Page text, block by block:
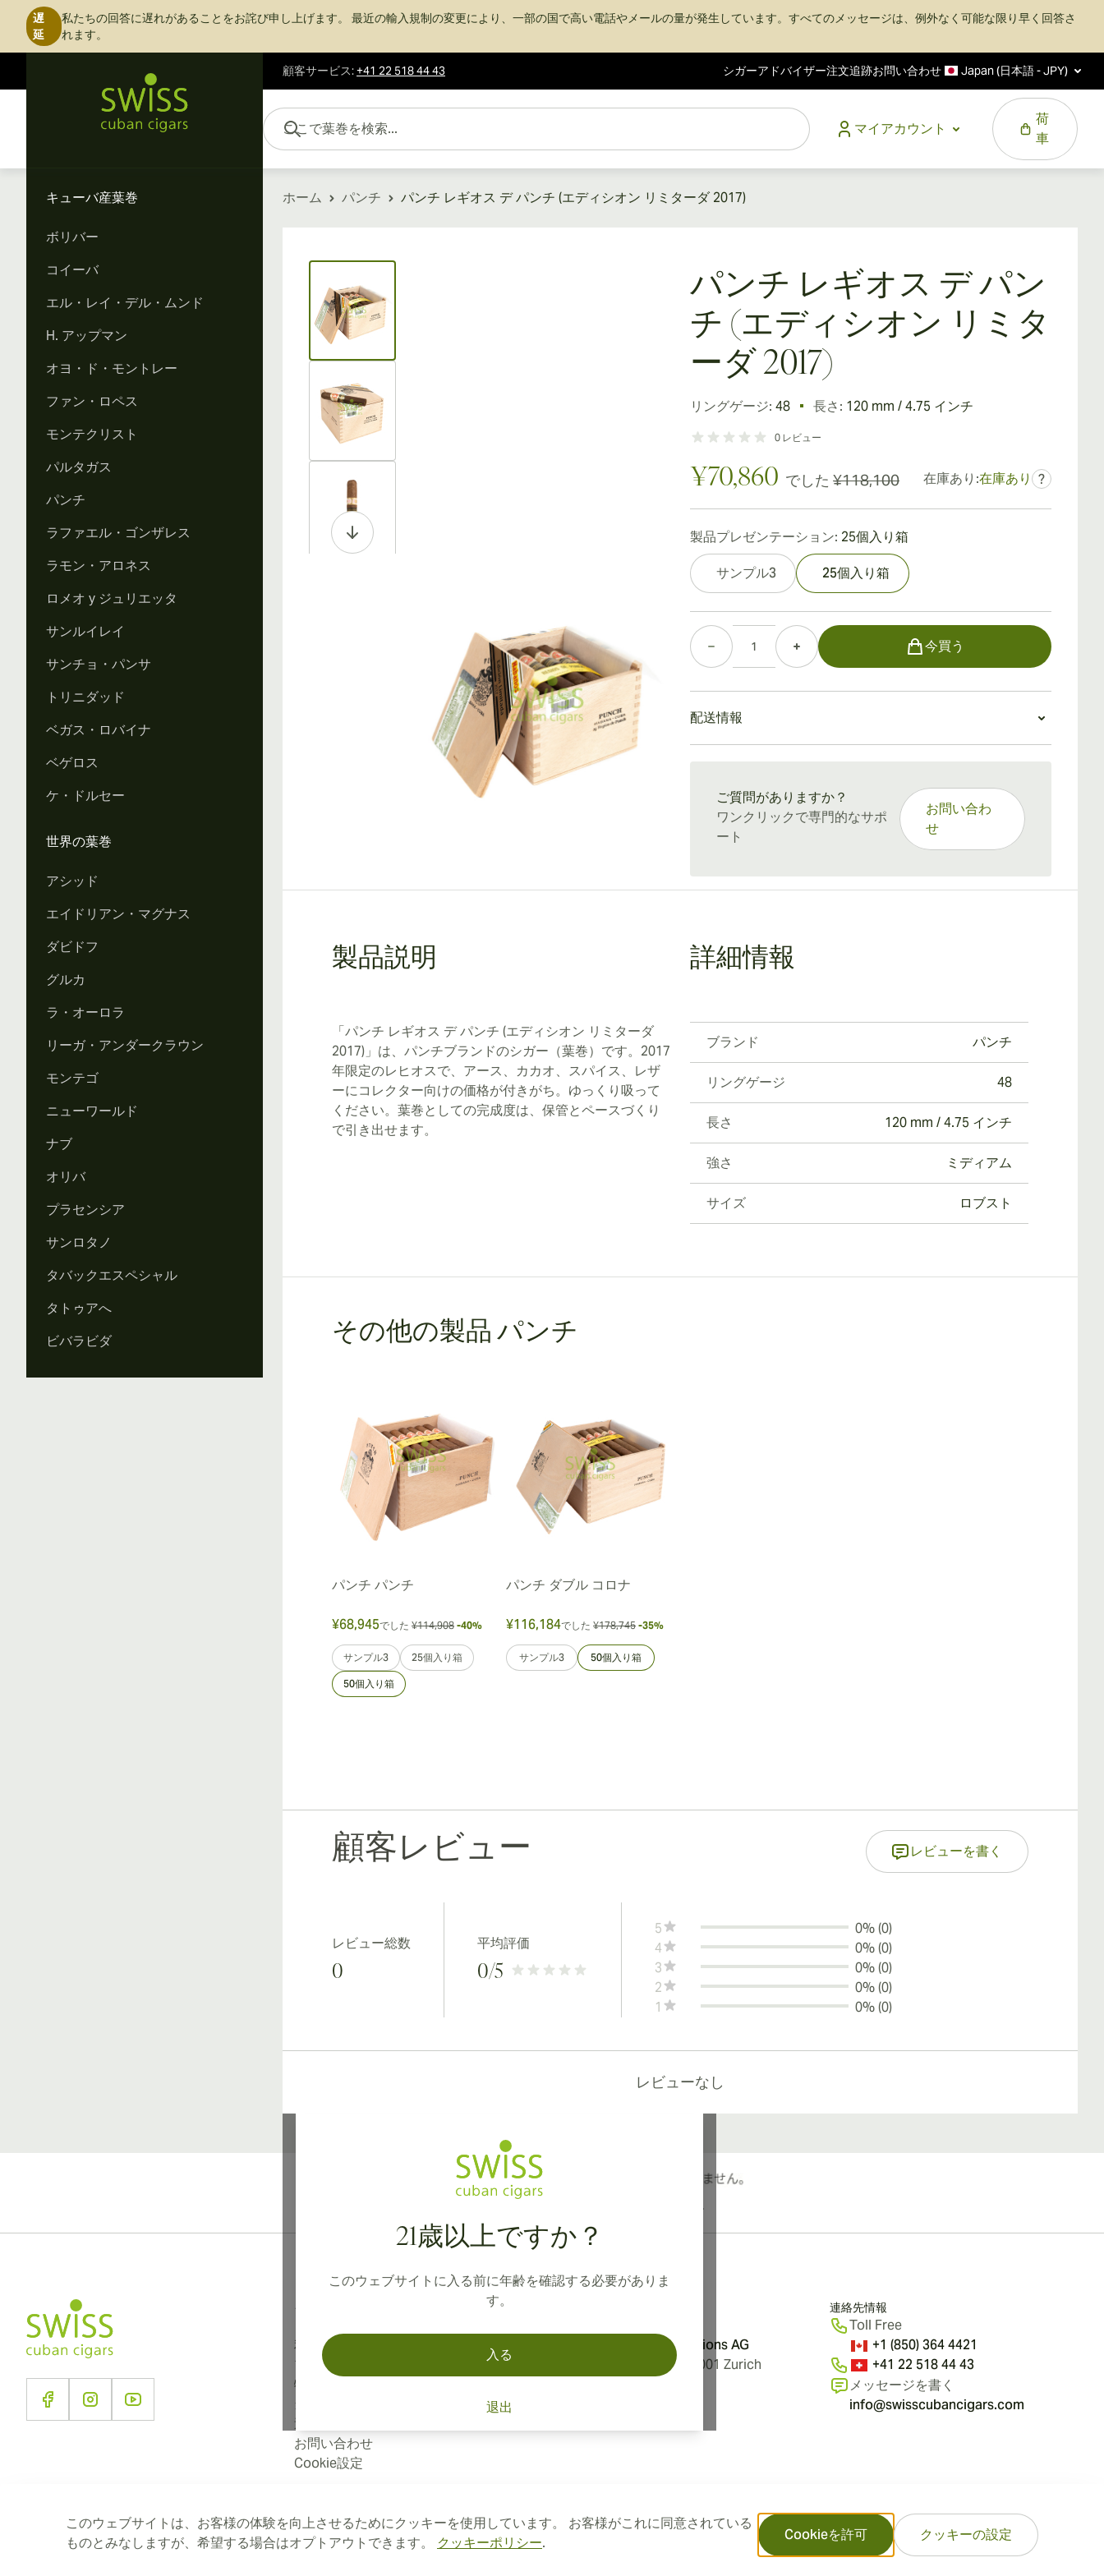
このウェブサイトは、お客様の体験を向上させるためにクッキーを使用しています。 お客様がこれに同意されている
ものとみなしますが、希望する場合はオプトアウトできます。 クッキーポリシー. Cookieを許可 クッキーの設定
遅
延
私たちの回答に遅れがあることをお詫び申し上げます。 最近の輸入規制の変更により、一部の国で高い電話やメールの量が発生しています。すべてのメッセージは、例外なく可能な限り早く回答さ
れます。
顧客サービス:+41 22 518 44 43 シガーアドバイザー注文追跡お問い合わせ Japan (日本語 - JPY)
コンテンツにスキップ
マイアカウント
荷
車
ここで葉巻を検索...
キューバ産葉巻
ボリバー
コイーバ
エル・レイ・デル・ムンド
H. アップマン
オヨ・ド・モントレー
ファン・ロペス
モンテクリスト
パルタガス
パンチ
ラファエル・ゴンザレス
ラモン・アロネス
ロメオ y ジュリエッタ
サンルイレイ
サンチョ・パンサ
トリニダッド
ベガス・ロバイナ
ベゲロス
ケ・ドルセー
世界の葉巻
アシッド
エイドリアン・マグナス
ダビドフ
グルカ
ラ・オーロラ
リーガ・アンダークラウン
モンテゴ
ニューワールド
ナブ
オリバ
プラセンシア
サンロタノ
タバックエスペシャル
タトゥアへ
ビバラビダ
ホーム パンチ パンチ レギオス デ パンチ (エディシオン リミターダ 2017)
View larger image
View larger image
パンチ レギオス デ パン
チ (エディシオン リミタ
ーダ 2017)
リングゲージ: 48 長さ: 120 mm / 4.75 インチ
0 レビュー
¥70,860 でした ¥118,100 在庫あり:在庫あり ?
製品プレゼンテーション: 25個入り箱
サンプル3 25個入り箱
個数
今買う
配送情報
ご質問がありますか？
ワンクリックで専門的なサポ
ート
お問い合わ
せ
製品説明
「パンチ レギオス デ パンチ (エディシオン リミターダ
2017)」は、パンチブランドのシガー（葉巻）です。2017
年限定のレヒオスで、アース、カカオ、スパイス、レザ
ーにコレクター向けの価格が付きがち。ゆっくり吸って
ください。葉巻としての完成度は、保管とペースづくり
で引き出せます。
詳細情報
ブランド パンチ
リングゲージ 48
長さ 120 mm / 4.75 インチ
強さ ミディアム
サイズ ロブスト
その他の製品 パンチ
パンチ パンチ
¥68,945でした ¥114,908 -40%
サンプル3 25個入り箱
50個入り箱
パンチ ダブル コロナ
¥116,184でした ¥178,745 -35%
サンプル3 50個入り箱
顧客レビュー レビューを書く
レビュー総数
0
平均評価
0/5
5
0% (0)
4
0% (0)
3
0% (0)
2
0% (0)
1
0% (0)
レビューなし
21歳以上ですか？
このウェブサイトに入る前に年齢を確認する必要がありま
す。
入る
退出
カナダ、英国、オーストラリアへの国際配送が可能です。
Aromatica Distributions AG
Löwenstrasse 20, 8001 Zurich
インフォメーション
利用規約
プライバシーポリシー
特定商取引法に基づく表記
当社について
送に関する方針
お問い合わせ
Cookie設定
連絡先情報
Toll Free
+1 (850) 364 4421
+41 22 518 44 43
メッセージを書く
info@swisscubancigars.com